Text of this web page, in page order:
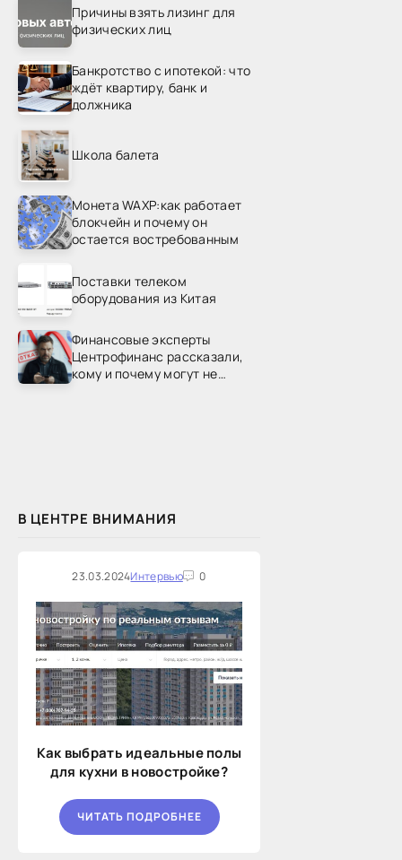
Причины взять лизинг для
физических лиц
Банкротство с ипотекой: что
ждёт квартиру, банк и
должника
Школа балета
Монета WAXP:как работает
блокчейн и почему он
остается востребованным
Поставки телеком
оборудования из Китая
Финансовые эксперты
Центрофинанс рассказали,
кому и почему могут не
В ЦЕНТРЕ ВНИМАНИЯ
23.03.2024Интервью 0
Как выбрать идеальные полы
для кухни в новостройке?
ЧИТАТЬ ПОДРОБНЕЕ